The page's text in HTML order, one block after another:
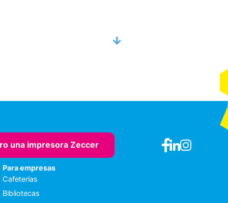
una impresora Zeccer
Para empresas
Cafeterías
Bibliotecas